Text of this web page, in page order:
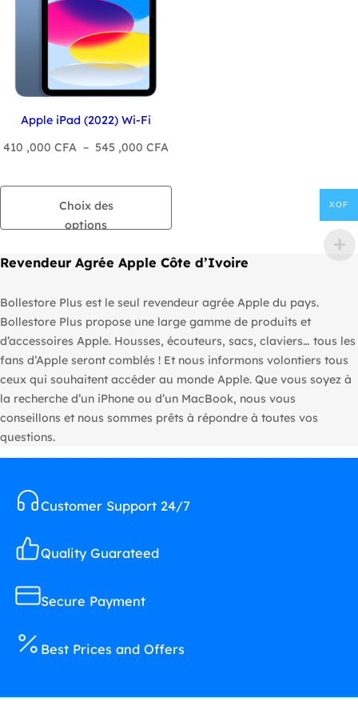
Apple iPad (2022) Wi-Fi
410 ,000CFA – 545 ,000CFA
prix :
,000 CFA
545
Choix des
options
Revendeur Agrée Apple Côte d’Ivoire
Bollestore Plus est le seul revendeur agrée Apple du pays.
Bollestore Plus propose une large gamme de produits et
d’accessoires Apple. Housses, écouteurs, sacs, claviers… tous les
fans d’Apple seront comblés ! Et nous informons volontiers tous
ceux qui souhaitent accéder au monde Apple. Que vous soyez à
la recherche d’un iPhone ou d’un MacBook, nous vous
conseillons et nous sommes prêts à répondre à toutes vos
questions.
Customer Support 24/7
Quality Guarateed
Secure Payment
Best Prices and Offers
XOF